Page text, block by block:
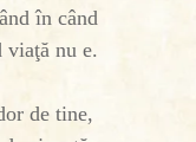
în când
viaţă nu e.
de tine,